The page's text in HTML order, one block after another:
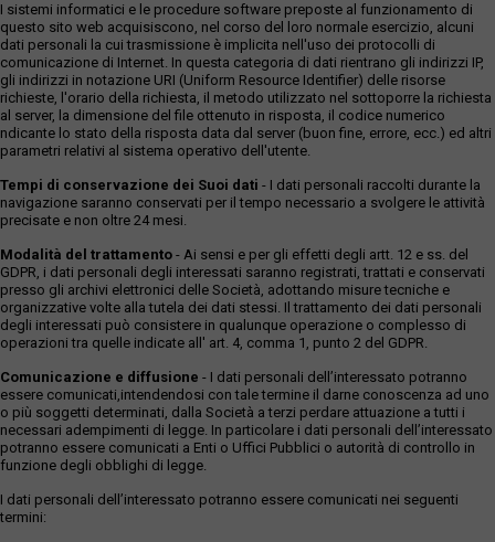
I sistemi informatici e le procedure software preposte al funzionamento di
questo sito web acquisiscono, nel corso del loro normale esercizio, alcuni
dati personali la cui trasmissione è implicita nell'uso dei protocolli di
comunicazione di Internet. In questa categoria di dati rientrano gli indirizzi IP,
gli indirizzi in notazione URI (Uniform Resource Identifier) delle risorse
richieste, l'orario della richiesta, il metodo utilizzato nel sottoporre la richiesta
al server, la dimensione del file ottenuto in risposta, il codice numerico
ndicante lo stato della risposta data dal server (buon fine, errore, ecc.) ed altri
parametri relativi al sistema operativo dell'utente.
Tempi di conservazione dei Suoi dati - I dati personali raccolti durante la
navigazione saranno conservati per il tempo necessario a svolgere le attività
precisate e non oltre 24 mesi.
Modalità del trattamento - Ai sensi e per gli effetti degli artt. 12 e ss. del
GDPR, i dati personali degli interessati saranno registrati, trattati e conservati
presso gli archivi elettronici delle Società, adottando misure tecniche e
organizzative volte alla tutela dei dati stessi. Il trattamento dei dati personali
degli interessati può consistere in qualunque operazione o complesso di
operazioni tra quelle indicate all' art. 4, comma 1, punto 2 del GDPR.
Comunicazione e diffusione - I dati personali dell’interessato potranno
essere comunicati,intendendosi con tale termine il darne conoscenza ad uno
o più soggetti determinati, dalla Società a terzi perdare attuazione a tutti i
necessari adempimenti di legge. In particolare i dati personali dell’interessato
potranno essere comunicati a Enti o Uffici Pubblici o autorità di controllo in
funzione degli obblighi di legge.
I dati personali dell’interessato potranno essere comunicati nei seguenti
termini: